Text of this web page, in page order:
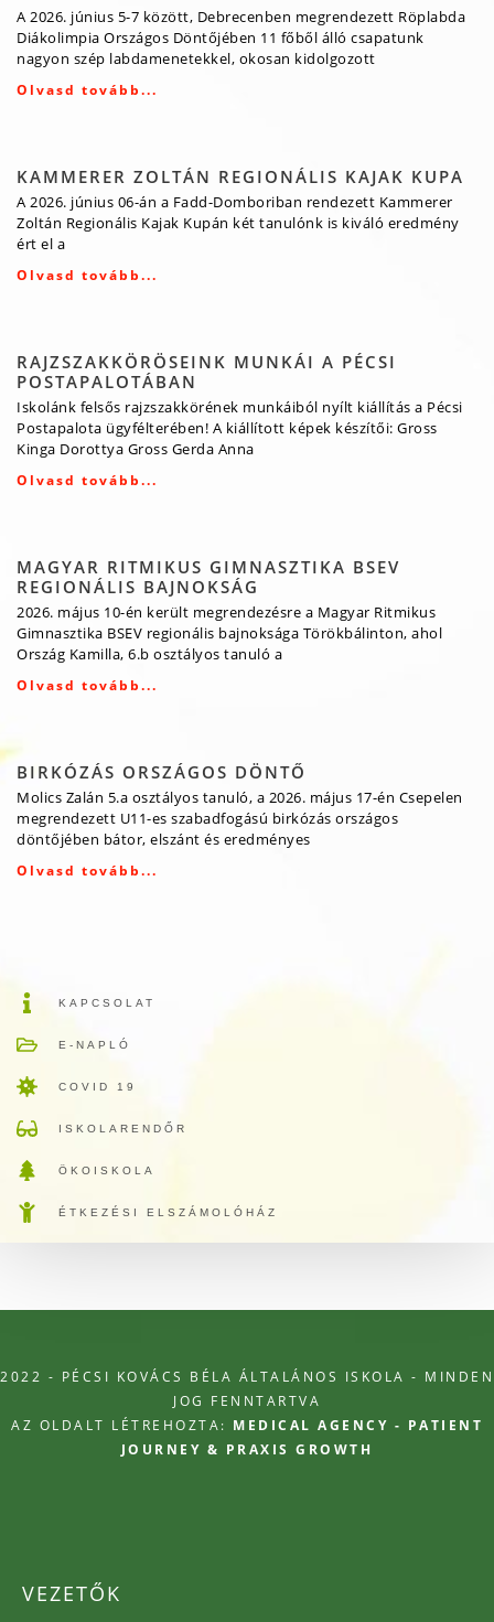
A 2026. június 5-7 között, Debrecenben megrendezett Röplabda
Diákolimpia Országos Döntőjében 11 főből álló csapatunk
nagyon szép labdamenetekkel, okosan kidolgozott
Olvasd tovább...
KAMMERER ZOLTÁN REGIONÁLIS KAJAK KUPA
A 2026. június 06-án a Fadd-Domboriban rendezett Kammerer
Zoltán Regionális Kajak Kupán két tanulónk is kiváló eredmény
ért el a
Olvasd tovább...
RAJZSZAKKÖRÖSEINK MUNKÁI A PÉCSI
POSTAPALOTÁBAN
Iskolánk felsős rajzszakkörének munkáiból nyílt kiállítás a Pécsi
Postapalota ügyfélterében! A kiállított képek készítői: Gross
Kinga Dorottya Gross Gerda Anna
Olvasd tovább...
MAGYAR RITMIKUS GIMNASZTIKA BSEV
REGIONÁLIS BAJNOKSÁG
2026. május 10-én került megrendezésre a Magyar Ritmikus
Gimnasztika BSEV regionális bajnoksága Törökbálinton, ahol
Ország Kamilla, 6.b osztályos tanuló a
Olvasd tovább...
BIRKÓZÁS ORSZÁGOS DÖNTŐ
Molics Zalán 5.a osztályos tanuló, a 2026. május 17-én Csepelen
megrendezett U11-es szabadfogású birkózás országos
döntőjében bátor, elszánt és eredményes
Olvasd tovább...
KAPCSOLAT
E-NAPLÓ
COVID 19
ISKOLARENDŐR
ÖKOISKOLA
ÉTKEZÉSI ELSZÁMOLÓHÁZ
2022 - PÉCSI KOVÁCS BÉLA ÁLTALÁNOS ISKOLA - MINDEN
JOG FENNTARTVA
AZ OLDALT LÉTREHOZTA: MEDICAL AGENCY - PATIENT
JOURNEY & PRAXIS GROWTH
VEZETŐK